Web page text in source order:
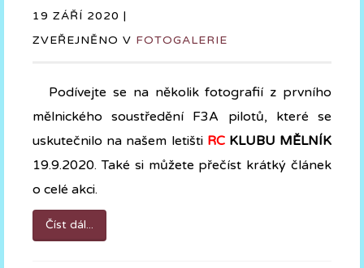
19 ZÁŘÍ 2020 |
ZVEŘEJNĚNO V FOTOGALERIE
Podívejte se na několik fotografií z prvního
mělnického soustředění F3A pilotů, které se
uskutečnilo na našem letišti RCKLUBU MĚLNÍK
19.9.2020. Také si můžete přečíst krátký článek
o celé akci.
Číst dál...